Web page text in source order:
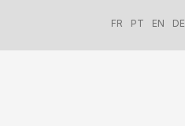
FR PT EN DE